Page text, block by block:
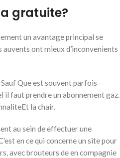
gratuite?
un avantage principal se
ont mieux d’inconvenients
Que est souvent parfois
il faut prendre un abonnement gaz.
la chair.
au sein de effectuer une
en ce qui concerne un site pour
avec brouteurs de en compagnie